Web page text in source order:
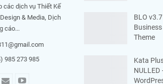
các dịch vụ Thiết Kế
& Media, Dịch
cáo...
985 273 985
BLO
Theme
Kata
NULLED